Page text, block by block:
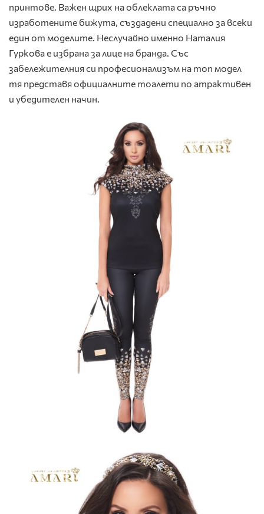
принтове. Важен щрих на облеклата са ръчно
изработените бижута, създадени специално за всеки
един от моделите. Неслучайно именно Наталия
Гуркова е избрана за лице на бранда. Със
забележителния си професионализъм на топ модел
тя представя официалните тоалети по атрактивен
и убедителен начин.